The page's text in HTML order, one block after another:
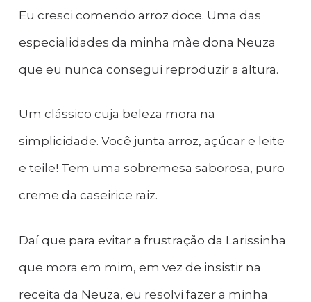
Eu cresci comendo arroz doce. Uma das
especialidades da minha mãe dona Neuza
que eu nunca consegui reproduzir a altura.
Um clássico cuja beleza mora na
simplicidade. Você junta arroz, açúcar e leite
e teile! Tem uma sobremesa saborosa, puro
creme da caseirice raiz.
Daí que para evitar a frustração da Larissinha
que mora em mim, em vez de insistir na
receita da Neuza, eu resolvi fazer a minha